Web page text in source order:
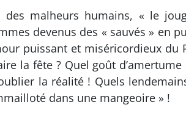
des malheurs humains, « le
devenus des « sauvés » en
puissant et miséricordieux du
la fête ? Quel goût
la réalité ! Quels
dans une mangeoire » !